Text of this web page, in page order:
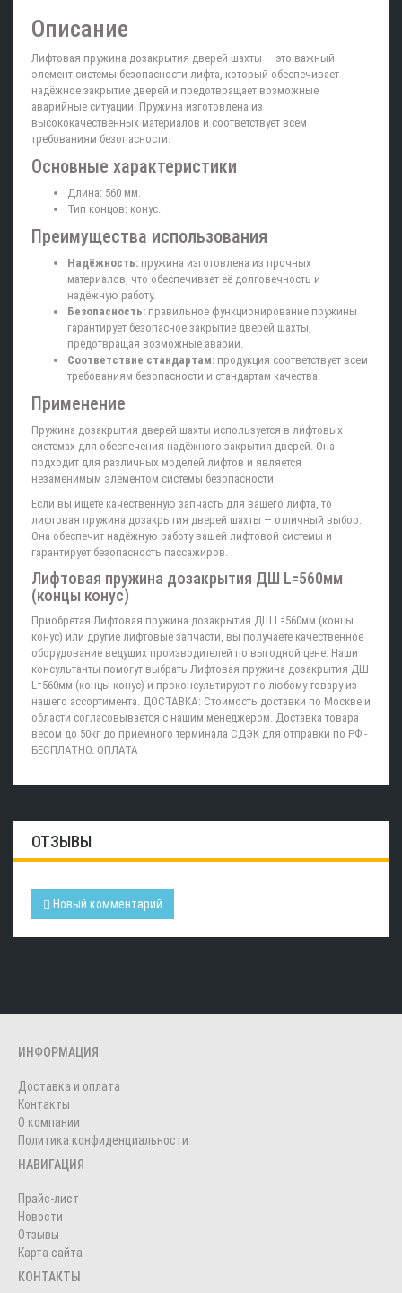
Описание
Лифтовая пружина дозакрытия дверей шахты — это важный
элемент системы безопасности лифта, который обеспечивает
надёжное закрытие дверей и предотвращает возможные
аварийные ситуации. Пружина изготовлена из
высококачественных материалов и соответствует всем
требованиям безопасности.
Основные характеристики
Длина: 560 мм.
Тип концов: конус.
Преимущества использования
Надёжность: пружина изготовлена из прочных
материалов, что обеспечивает её долговечность и
надёжную работу.
Безопасность: правильное функционирование пружины
гарантирует безопасное закрытие дверей шахты,
предотвращая возможные аварии.
Соответствие стандартам: продукция соответствует всем
требованиям безопасности и стандартам качества.
Применение
Пружина дозакрытия дверей шахты используется в лифтовых
системах для обеспечения надёжного закрытия дверей. Она
подходит для различных моделей лифтов и является
незаменимым элементом системы безопасности.
Если вы ищете качественную запчасть для вашего лифта, то
лифтовая пружина дозакрытия дверей шахты — отличный выбор.
Она обеспечит надёжную работу вашей лифтовой системы и
гарантирует безопасность пассажиров.
Лифтовая пружина дозакрытия ДШ L=560мм
(концы конус)
Приобретая Лифтовая пружина дозакрытия ДШ L=560мм (концы
конус) или другие лифтовые запчасти, вы получаете качественное
оборудование ведущих производителей по выгодной цене. Наши
консультанты помогут выбрать Лифтовая пружина дозакрытия ДШ
L=560мм (концы конус) и проконсультируют по любому товару из
нашего ассортимента. ДОСТАВКА: Стоимость доставки по Москве и
области согласовывается с нашим менеджером. Доставка товара
весом до 50кг до приемного терминала СДЭК для отправки по РФ -
БЕСПЛАТНО. ОПЛАТА
ОТЗЫВЫ
Новый комментарий
ИНФОРМАЦИЯ
Доставка и оплата
Контакты
О компании
Политика конфиденциальности
НАВИГАЦИЯ
Прайс-лист
Новости
Отзывы
Карта сайта
КОНТАКТЫ